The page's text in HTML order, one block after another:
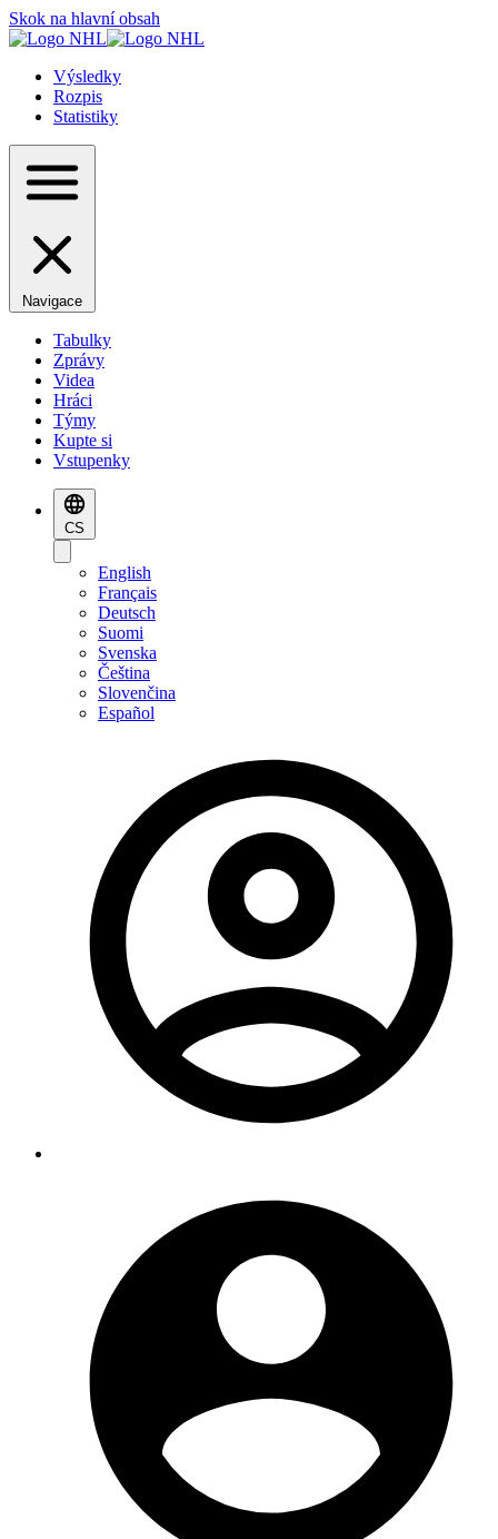
Skok na hlavní obsah
Výsledky
Rozpis
Statistiky
Navigace
Tabulky
Zprávy
Videa
Hráci
Týmy
Kupte si
Vstupenky
CS
English
Français
Deutsch
Suomi
Svenska
Čeština
Slovenčina
Español